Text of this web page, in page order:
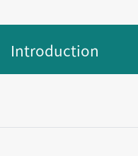
Introduction